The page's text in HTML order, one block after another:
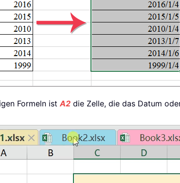
Formeln ist A2 die Zelle, die das Datum